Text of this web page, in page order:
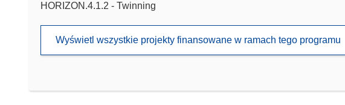
HORIZON.4.1.2 - Twinning
Wyświetl wszystkie projekty finansowane w ramach tego programu